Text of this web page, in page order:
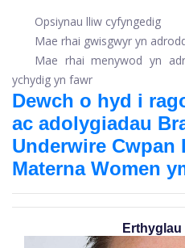
Opsiynau lliw cyfyngedig
Mae rhai gwisgwyr yn
Mae rhai menywod yn
ychydig yn fawr
Dewch o hyd i
ac adolygiadau
Underwire Cwpan
Materna Women
Erthyglau